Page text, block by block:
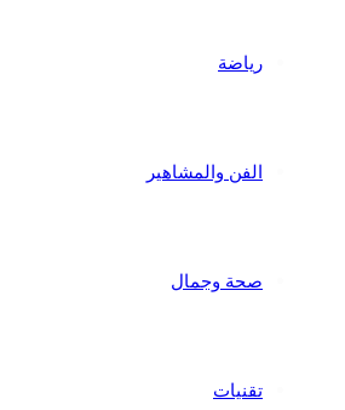
الفن والمشاهير
صحة وجمال